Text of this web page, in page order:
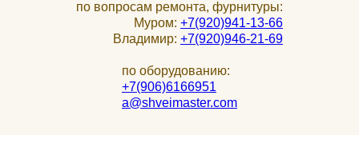
по вопросам ремонта, фурнитуры:
Муром: +7(920)941-13-66
Владимир: +7(920)946-21-69
по оборудованию:
+7(906)6166951
a@shveimaster.com